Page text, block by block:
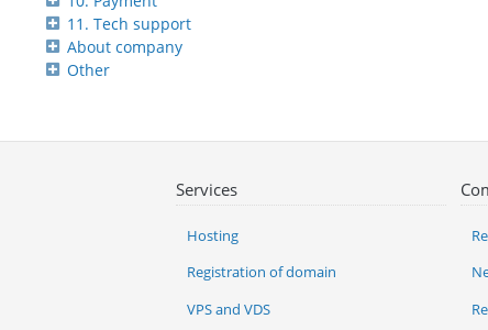
11. Tech support
About company
Other
Services
Hosting
Registration of domain
VPS and VDS